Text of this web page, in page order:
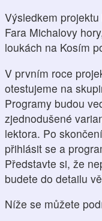
Výsledkem
Fara Michalovy
loukách na Kosím
V prvním roce
otestujeme na
Programy budou
zjednodušené
lektora. Po
přihlásit se a
Představte si, že
budete do detailu
Níže se můžete